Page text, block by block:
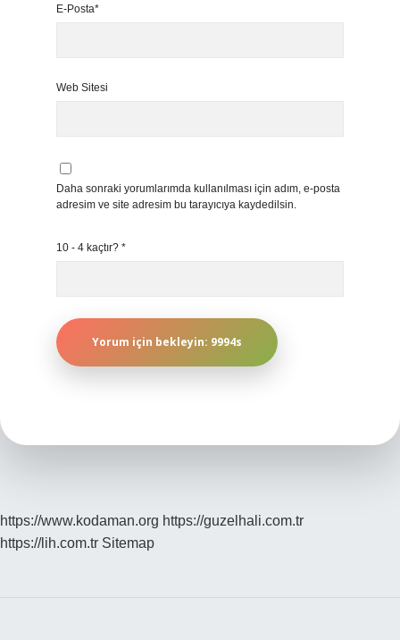
E-Posta*
Web Sitesi
Daha sonraki yorumlarımda kullanılması için adım, e-posta
adresim ve site adresim bu tarayıcıya kaydedilsin.
10 - 4 kaçtır? *
https://www.kodaman.org https://guzelhali.com.tr
https://lih.com.tr Sitemap